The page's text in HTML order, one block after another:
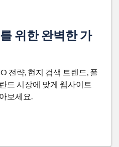
위한 완벽한 가
전략, 현지 검색 트렌드, 폴
드 시장에 맞게 웹사이트
보세요.